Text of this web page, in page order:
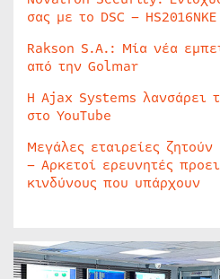
σας με το DSC – HS2016NKE
Rakson S.A.: Μία νέα
από την Golmar
Η Ajax Systems λανσάρει
στο YouTube
Μεγάλες εταιρείες
– Αρκετοί ερευνητές
κινδύνους που υπάρχουν